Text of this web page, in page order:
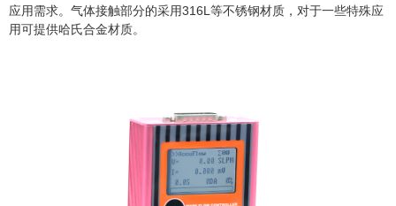
应用需求。气体接触部分的采用316L等不锈钢材质，对于一些特殊应
用可提供哈氏合金材质。